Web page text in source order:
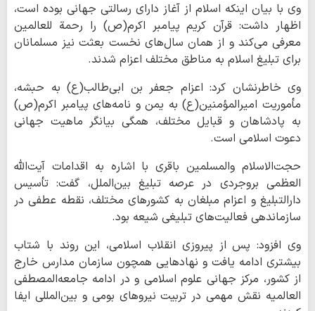
وی با بیان اینکه اسلام از آغاز دارای رسالتی جهانی بوده است،
اظهار داشت: قرآن کریم پیامبر اکرم(ص) را رحمة للعالمین
معرفی می‌کند و از همان سال‌های نخست بعثت نیز مسلمانان
برای تبلیغ اسلام به مناطق مختلف اعزام شدند.
وی خاطرنشان کرد: اعزام جعفر بن ابی‌طالب(ع) به حبشه،
مأموریت امیرالمؤمنین(ع) به یمن و نامه‌های پیامبر اکرم(ص)
به پادشاهان و قبایل مختلف، همگی بیانگر ماهیت جهانی
دعوت اسلامی است.
حجت‌الاسلام والمسلمین باقری با اشاره به اقدامات آیت‌الله
العظمی بروجردی در عرصه تبلیغ بین‌الملل، گفت: تأسیس
دارالتبلیغ و اعزام مبلغان به کشورهای مختلف، نقطه عطفی در
سازماندهی فعالیت‌های تبلیغی شیعه بود.
وی افزود: پس از پیروزی انقلاب اسلامی، این روند با شتاب
بیشتری ادامه یافت و نهادهایی همچون سازمان مدارس خارج
از کشور، مرکز جهانی علوم اسلامی و در ادامه جامعه‌المصطفی
العالمیه نقش مهمی در تربیت نیروهای بومی و بین‌المللی ایفا